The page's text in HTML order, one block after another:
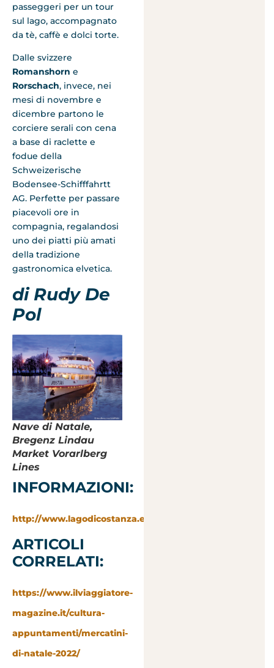
passeggeri per un tour
sul lago, accompagnato
da tè, caffè e dolci torte.
Dalle svizzere
Romanshorn e
Rorschach, invece, nei
mesi di novembre e
dicembre partono le
corciere serali con cena
a base di raclette e
fodue della
Schweizerische
Bodensee-Schifffahrtt
AG. Perfette per passare
piacevoli ore in
compagnia, regalandosi
uno dei piatti più amati
della tradizione
gastronomica elvetica.
di Rudy De
Pol
Nave di Natale,
Bregenz Lindau
Market Vorarlberg
Lines
INFORMAZIONI:
http://www.lagodicostanza.eu
ARTICOLI
CORRELATI:
https://www.ilviaggiatore-
magazine.it/cultura-
appuntamenti/mercatini-
di-natale-2022/